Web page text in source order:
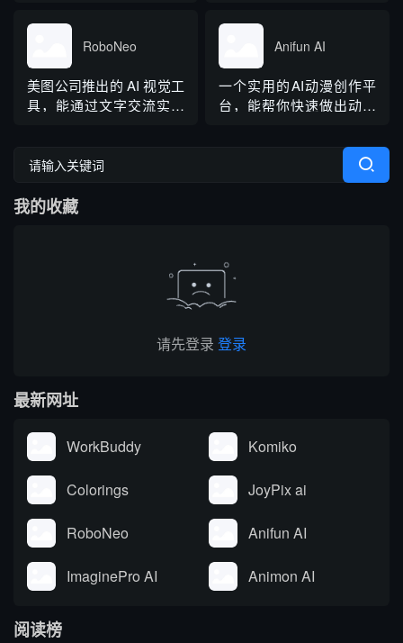
RoboNeo
美图公司推出的 AI 视觉工
具，能通过文字交流实现
具”智能体。
Anifun AI
一个实用的AI动漫创作平
台，能帮你快速做出动漫
了动漫艺术生成器、视频
生成器、在线漫画制作器
我的收藏
请先登录 登录
最新网址
WorkBuddy Komiko
Colorings JoyPix ai
RoboNeo Anifun AI
ImaginePro AI Animon AI
阅读榜